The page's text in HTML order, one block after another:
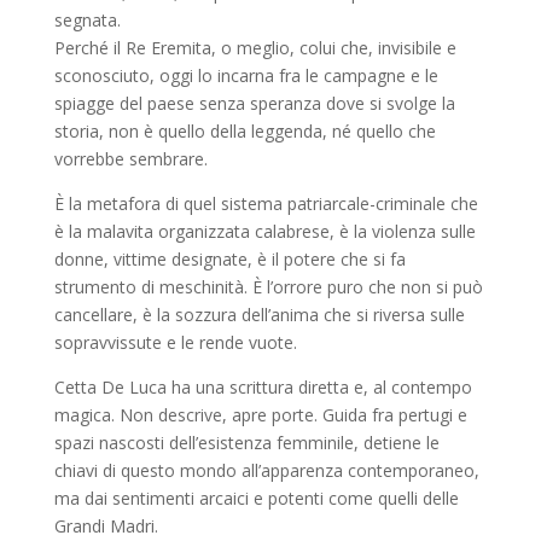
segnata.
Perché il Re Eremita, o meglio, colui che, invisibile e
sconosciuto, oggi lo incarna fra le campagne e le
spiagge del paese senza speranza dove si svolge la
storia, non è quello della leggenda, né quello che
vorrebbe sembrare.
È la metafora di quel sistema patriarcale-criminale che
è la malavita organizzata calabrese, è la violenza sulle
donne, vittime designate, è il potere che si fa
strumento di meschinità. È l’orrore puro che non si può
cancellare, è la sozzura dell’anima che si riversa sulle
sopravvissute e le rende vuote.
Cetta De Luca ha una scrittura diretta e, al contempo
magica. Non descrive, apre porte. Guida fra pertugi e
spazi nascosti dell’esistenza femminile, detiene le
chiavi di questo mondo all’apparenza contemporaneo,
ma dai sentimenti arcaici e potenti come quelli delle
Grandi Madri.